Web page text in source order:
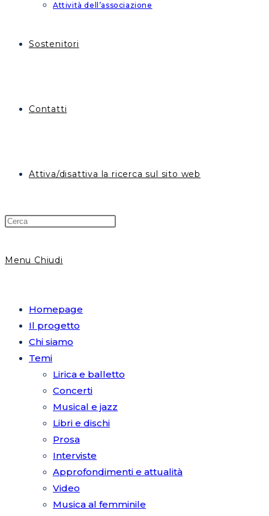
Attività dell’associazione
Sostenitori
Contatti
Attiva/disattiva la ricerca sul sito web
Menu Chiudi
Homepage
Il progetto
Chi siamo
Temi
Lirica e balletto
Concerti
Musical e jazz
Libri e dischi
Prosa
Interviste
Approfondimenti e attualità
Video
Musica al femminile